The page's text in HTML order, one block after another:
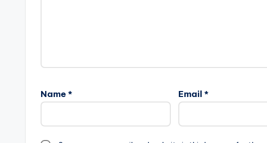
Name * Email *